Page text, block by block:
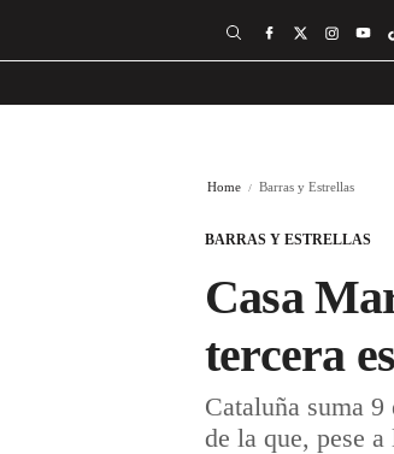
Home Barras y Estrellas
BARRAS Y ESTRELLAS
Casa
tercera
Cataluña suma
de la que, pese